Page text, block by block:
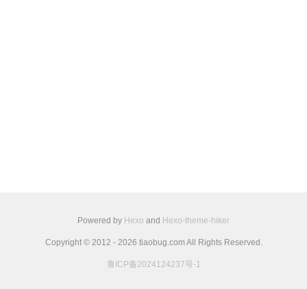
Powered by Hexo and Hexo-theme-hiker
Copyright © 2012 - 2026 tiaobug.com All Rights Reserved.
鲁ICP备2024124237号-1